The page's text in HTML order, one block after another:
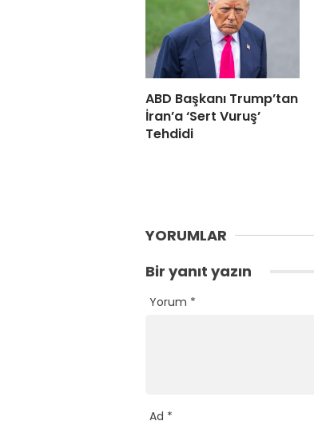
ABD Başkanı Trump’tan
İran’a ‘Sert Vuruş’
Tehdidi
YORUMLAR
Bir yanıt yazın
Yorum *
Ad *